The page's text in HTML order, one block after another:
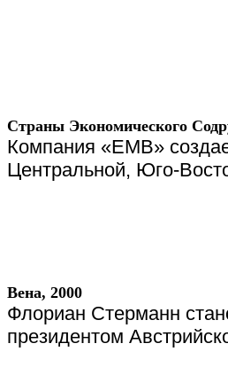
Страны Экономического
Компания «EMB»
Центральной, Юго-
Вена, 2000
Флориан Стерманн
президентом